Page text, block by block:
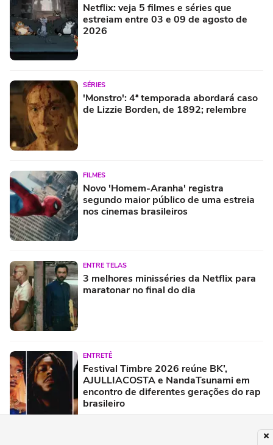
Netflix: veja 5 filmes e séries que
estreiam entre 03 e 09 de agosto de
2026
SÉRIES
'Monstro': 4ª temporada abordará caso
de Lizzie Borden, de 1892; relembre
FILMES
Novo 'Homem-Aranha' registra
segundo maior público de uma estreia
nos cinemas brasileiros
ENTRE TELAS
3 melhores minisséries da Netflix para
maratonar no final do dia
ENTRETÊ
Festival Timbre 2026 reúne BK’,
AJULLIACOSTA e NandaTsunami em
encontro de diferentes gerações do rap
brasileiro